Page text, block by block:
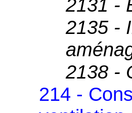
2131 -
2135 -
2138 -
214 -